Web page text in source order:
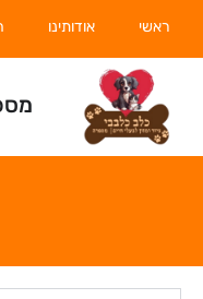
ראשי אודותינו